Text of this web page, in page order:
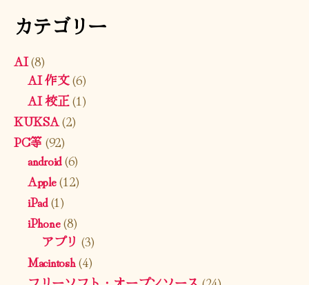
カテゴリー
AI(8)
AI 作文(6)
AI 校正(1)
KUKSA(2)
PC等(92)
android(6)
Apple(12)
iPad(1)
iPhone(8)
アプリ (3)
Macintosh(4)